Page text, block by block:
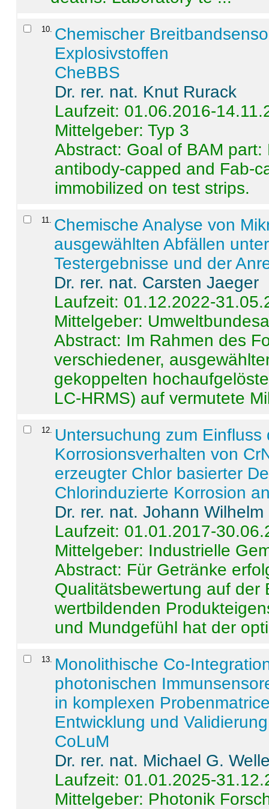
10 Chemischer
Explosivstoffen
CheBBS
Dr. rer. nat. Knut Rurack
Laufzeit: 01.06.2016-
Mittelgeber: Typ 3
Abstract: Goal of BAM
antibody-capped and Fab-
immobilized on test strips.
11
Chemische Analyse von
ausgewählten Abfällen
Testergebnisse und der
Dr. rer. nat. Carsten Jaeger
Laufzeit: 01.12.2022-
Mittelgeber:
Abstract: Im Rahmen des
verschiedener,
gekoppelten
LC-HRMS) auf vermutete
12
Untersuchung zum
Korrosionsverhalten von
erzeugter Chlor basierter
Chlorinduzierte Korrosion
Dr. rer. nat. Johann
Laufzeit: 01.01.2017-
Mittelgeber: Industrielle
Abstract: Für Getränke
Qualitätsbewertung auf der
wertbildenden
und Mundgefühl hat der
13
Monolithische Co-
photonischen
in komplexen
Entwicklung und
CoLuM
Dr. rer. nat. Michael G.
Laufzeit: 01.01.2025-
Mittelgeber: Photonik